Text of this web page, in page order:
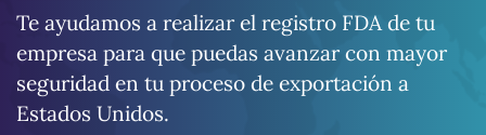
Te ayudamos a realizar el registro FDA de tu
empresa para que puedas avanzar con mayor
seguridad en tu proceso de exportación a
Estados Unidos.